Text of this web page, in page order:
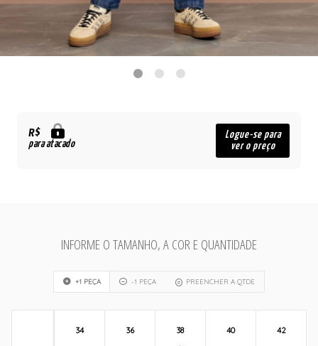
R$
para atacado
Logue-se para
ver o preço
INFORME O TAMANHO, A COR E QUANTIDADE
+1 PEÇA -1 PEÇA PREENCHER A QTDE
34 36 38 40 42